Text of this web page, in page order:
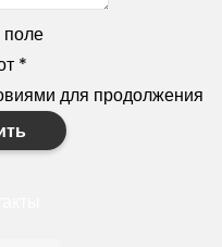
*
для продолжения